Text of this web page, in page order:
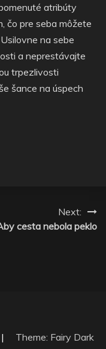
atribúty
čo pre seba môžete
na sebe
a neprestávajte
trpezlivosti
šance na úspech
Next:
cesta nebola peklo
|
Theme: Fairy Dark